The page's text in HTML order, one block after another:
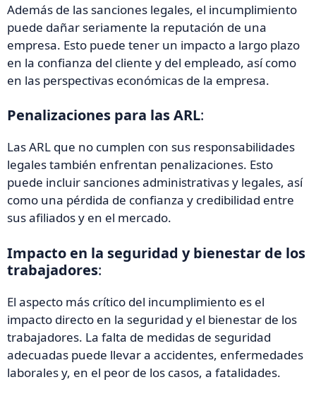
Además de las sanciones legales, el incumplimiento
puede dañar seriamente la reputación de una
empresa. Esto puede tener un impacto a largo plazo
en la confianza del cliente y del empleado, así como
en las perspectivas económicas de la empresa.
Penalizaciones para las ARL:
Las ARL que no cumplen con sus responsabilidades
legales también enfrentan penalizaciones. Esto
puede incluir sanciones administrativas y legales, así
como una pérdida de confianza y credibilidad entre
sus afiliados y en el mercado.
Impacto en la seguridad y bienestar de los
trabajadores:
El aspecto más crítico del incumplimiento es el
impacto directo en la seguridad y el bienestar de los
trabajadores. La falta de medidas de seguridad
adecuadas puede llevar a accidentes, enfermedades
laborales y, en el peor de los casos, a fatalidades.